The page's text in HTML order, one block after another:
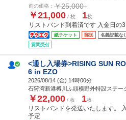
前の価格： ￥25,000
￥21,000 / 枚 1枚
リストバンド到着済です 入金日の
紙チケット 郵送 名義記載な
質問受付
<通し入場券>RISING SUN
6 in EZO
2026/08/14 (金) 14時00分
石狩湾新港樽川ふ頭横野外特設ステー
￥22,000 / 枚 1枚
リストバンドを発送いたします。
予定